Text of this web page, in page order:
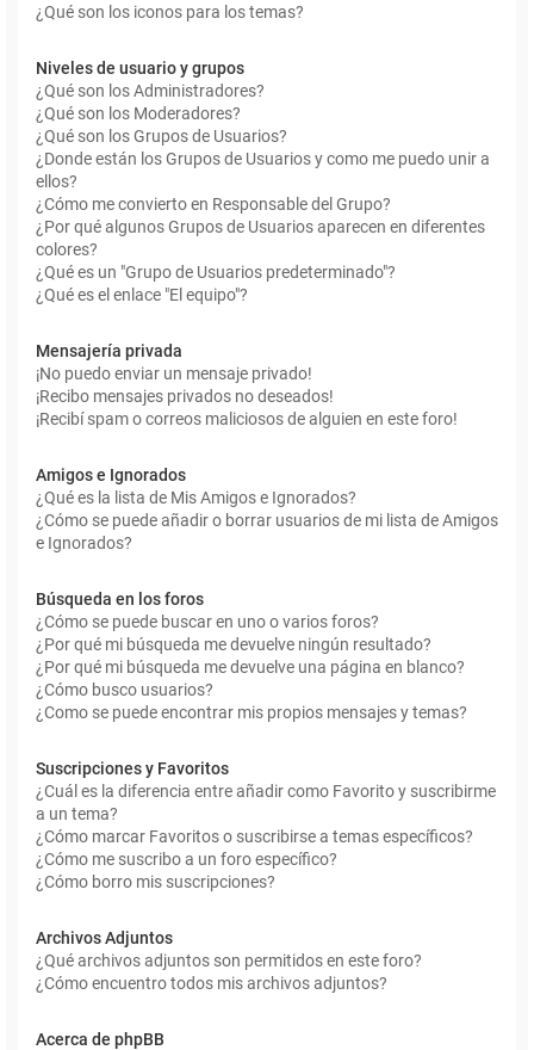
¿Qué son los iconos para los temas?
Niveles de usuario y grupos
¿Qué son los Administradores?
¿Qué son los Moderadores?
¿Qué son los Grupos de Usuarios?
¿Donde están los Grupos de Usuarios y como me puedo unir a
ellos?
¿Cómo me convierto en Responsable del Grupo?
¿Por qué algunos Grupos de Usuarios aparecen en diferentes
colores?
¿Qué es un "Grupo de Usuarios predeterminado"?
¿Qué es el enlace "El equipo"?
Mensajería privada
¡No puedo enviar un mensaje privado!
¡Recibo mensajes privados no deseados!
¡Recibí spam o correos maliciosos de alguien en este foro!
Amigos e Ignorados
¿Qué es la lista de Mis Amigos e Ignorados?
¿Cómo se puede añadir o borrar usuarios de mi lista de Amigos
e Ignorados?
Búsqueda en los foros
¿Cómo se puede buscar en uno o varios foros?
¿Por qué mi búsqueda me devuelve ningún resultado?
¿Por qué mi búsqueda me devuelve una página en blanco?
¿Cómo busco usuarios?
¿Como se puede encontrar mis propios mensajes y temas?
Suscripciones y Favoritos
¿Cuál es la diferencia entre añadir como Favorito y suscribirme
a un tema?
¿Cómo marcar Favoritos o suscribirse a temas específicos?
¿Cómo me suscribo a un foro específico?
¿Cómo borro mis suscripciones?
Archivos Adjuntos
¿Qué archivos adjuntos son permitidos en este foro?
¿Cómo encuentro todos mis archivos adjuntos?
Acerca de phpBB